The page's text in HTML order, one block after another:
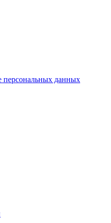
персональных данных